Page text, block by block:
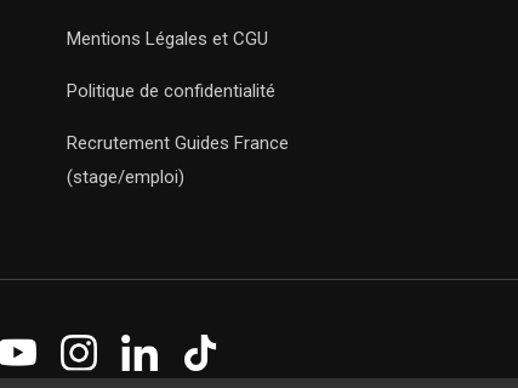
Mentions Légales et CGU
Politique de confidentialité
Recrutement Guides France
(stage/emploi)